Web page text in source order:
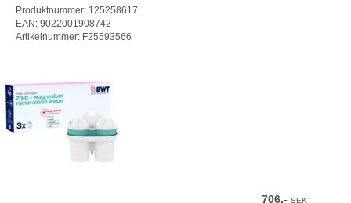
Produktnummer: 125258617
EAN: 9022001908742
Artikelnummer: F25593566
706,-SEK